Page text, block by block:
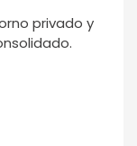
privado y